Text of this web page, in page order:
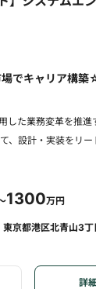
でキャリア構築
した業務変革を推
、設計・実装をリー
1300万円
京都港区北青山3
詳